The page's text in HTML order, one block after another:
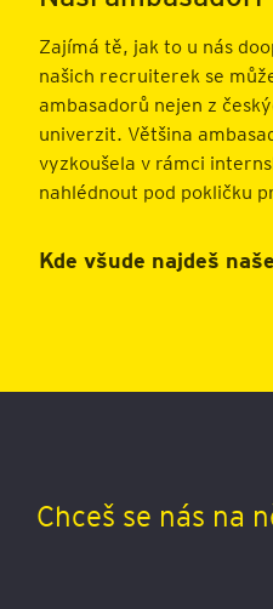
Zajímá tě, jak to u nás
našich recruiterek se
ambasadorů nejen z
univerzit. Většina
vyzkoušela v rámci
nahlédnout pod pokličku
Kde všude najdeš
Chceš se nás na